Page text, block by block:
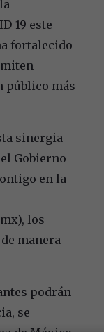
19 este
fortalecido
público más
sinergia
Gobierno
en la
los
manera
podrán
se